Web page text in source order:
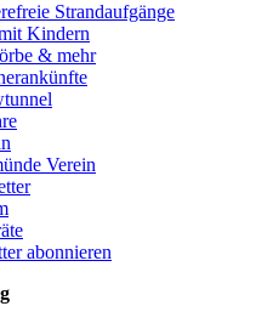
Strandaufgänge
Kindern
& mehr
Verein
abonnieren